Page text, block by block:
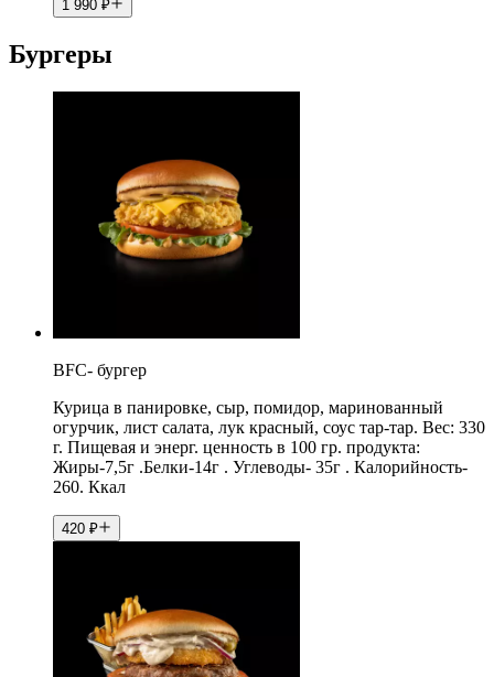
1 990 ₽
Бургеры
BFC- бургер
Курица в панировке, сыр, помидор, маринованный
огурчик, лист салата, лук красный, соус тар-тар. Вес: 330
г. Пищевая и энерг. ценность в 100 гр. продукта:
Жиры-7,5г .Белки-14г . Углеводы- 35г . Калорийность-
260. Ккал
420 ₽